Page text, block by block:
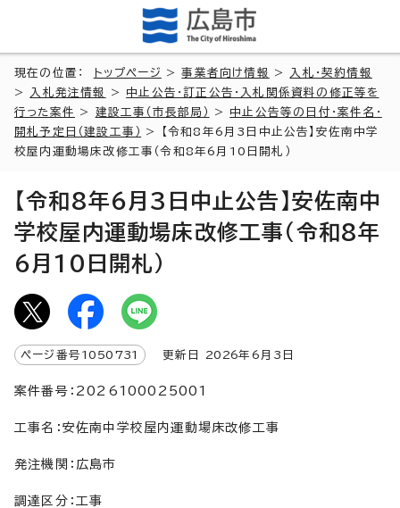
現在の位置： トップページ >事業者向け情報 >
入札・契約情報
>
入札発注情報 > 中止公告・訂正公告・入札関係資料の修正等を
行った案件
> 建設工事（市長部局） > 中止公告等の日付・案件名・
開札予定日（建設工事）
> 【令和8年6月3日中止公告】安佐南中学
校屋内運動場床改修工事（令和8年6月10日開札）
【令和8年6月3日中止公告】安佐南中
学校屋内運動場床改修工事（令和8年
6月10日開札）
ページ番号 1050731 更新日 2026年6月3日
案件番号：2026100025001
工事名：安佐南中学校屋内運動場床改修工事
発注機関：広島市
調達区分：工事